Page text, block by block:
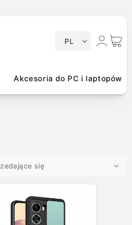
y
PL
Zaloguj
się
Koszyk
Akcesoria do PC i laptopów